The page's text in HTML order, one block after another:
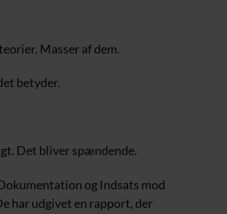
Masser af dem.
betyder.
Det bliver spændende.
og Indsats mod
har udgivet en rapport, der